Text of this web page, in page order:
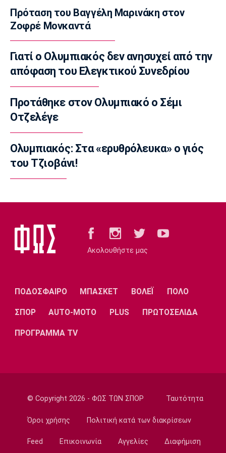
Ολυμπιακής Φλόγας
23:45
Εθνικές Μπάσκετ
Εθνική Νεανίδων: Πικρός αποκλεισμός από
τη Λιθουανία στην παράταση
23:35
Μπαρτσελόνα: Κατέθεσε πρόταση στη
Μάντσεστερ Σίτι για τον Ρόδρι
Champions League
Ολυμπιακός: Οι μάχες του Ελ Κααμπί και η
έλλειψη ρυθμού
23:22
Στίβος
Παγκόσμιο Πρωτάθλημα Κ20: Έκτη θέση για
23:11
23:00
της Τσερνομόρετς
EuroLeague
Ενδιαφέρον της Μάλαγα για Μπόλομποϊ
Στίβος
Πρόταση του Βαγγέλη Μαρινάκη στον
Ζοφρέ Μονκαντά
Γιατί ο Ολυμπιακός δεν ανησυχεί από την
απόφαση του Ελεγκτικού Συνεδρίου
Προτάθηκε στον Ολυμπιακό ο Σέμι
Οτζελέγε
Ολυμπιακός: Στα «ερυθρόλευκα» ο γιός
του Τζιοβάνι!
Ακολουθήστε μας
ΠΟΔΟΣΦΑΙΡΟ ΜΠΑΣΚΕΤ ΒΟΛΕΪ ΠΟΛΟ
ΣΠΟΡ AUTO-MOTO PLUS ΠΡΩΤΟΣΕΛΙΔΑ
ΠΡΟΓΡΑΜΜΑ TV
© Copyright 2026 - ΦΩΣ ΤΩΝ ΣΠΟΡ Ταυτότητα
Όροι χρήσης Πολιτική κατά των διακρίσεων
Feed Επικοινωνία Αγγελίες Διαφήμιση